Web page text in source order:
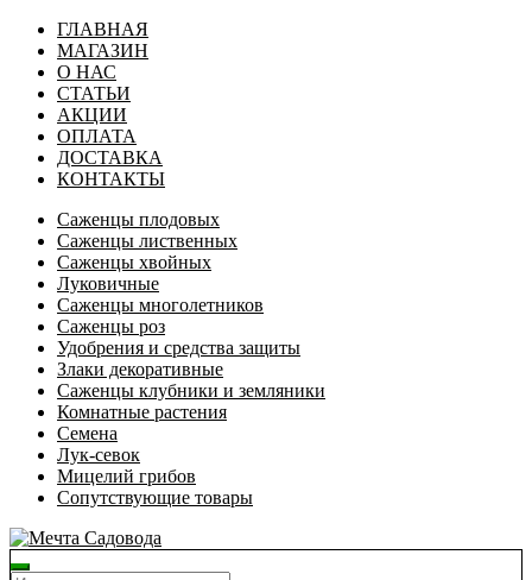
ГЛАВНАЯ
МАГАЗИН
О НАС
СТАТЬИ
АКЦИИ
ОПЛАТА
ДОСТАВКА
КОНТАКТЫ
Саженцы плодовых
Саженцы лиственных
Саженцы хвойных
Луковичные
Саженцы многолетников
Саженцы роз
Удобрения и средства защиты
Злаки декоративные
Саженцы клубники и земляники
Комнатные растения
Семена
Лук-севок
Мицелий грибов
Сопутствующие товары